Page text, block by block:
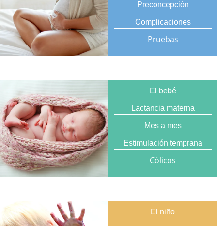
Preconcepción
Complicaciones
Pruebas
El bebé
Lactancia materna
Mes a mes
Estimulación temprana
Cólicos
El niño